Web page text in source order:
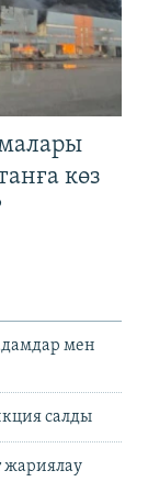
көз
мен
салды
жариялау